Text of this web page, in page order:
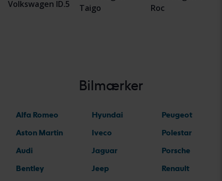
Volkswagen ID.5
Taigo
Roc
Bilmærker
Alfa Romeo
Aston Martin
Audi
Bentley
Hyundai
Iveco
Jaguar
Jeep
Peugeot
Polestar
Porsche
Renault